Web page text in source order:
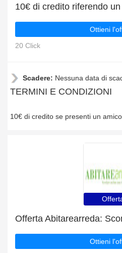
10€ di credito riferendo
Ottieni
20 Click
Scadere: Nessuna data di
TERMINI E CONDIZIONI
10€ di credito se presenti un
Ottieni